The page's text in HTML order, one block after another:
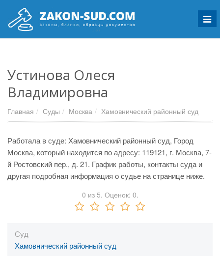
Устинова Олеся
Владимировна
Главная Суды Москва Хамовнический районный суд
Работала в суде: Хамовнический районный суд, Город
Москва, который находится по адресу: 119121, г. Москва, 7-
й Ростовский пер., д. 21. График работы, контакты суда и
другая подробная информация о судье на странице ниже.
0 из 5. Оценок: 0.
Суд
Хамовнический районный суд